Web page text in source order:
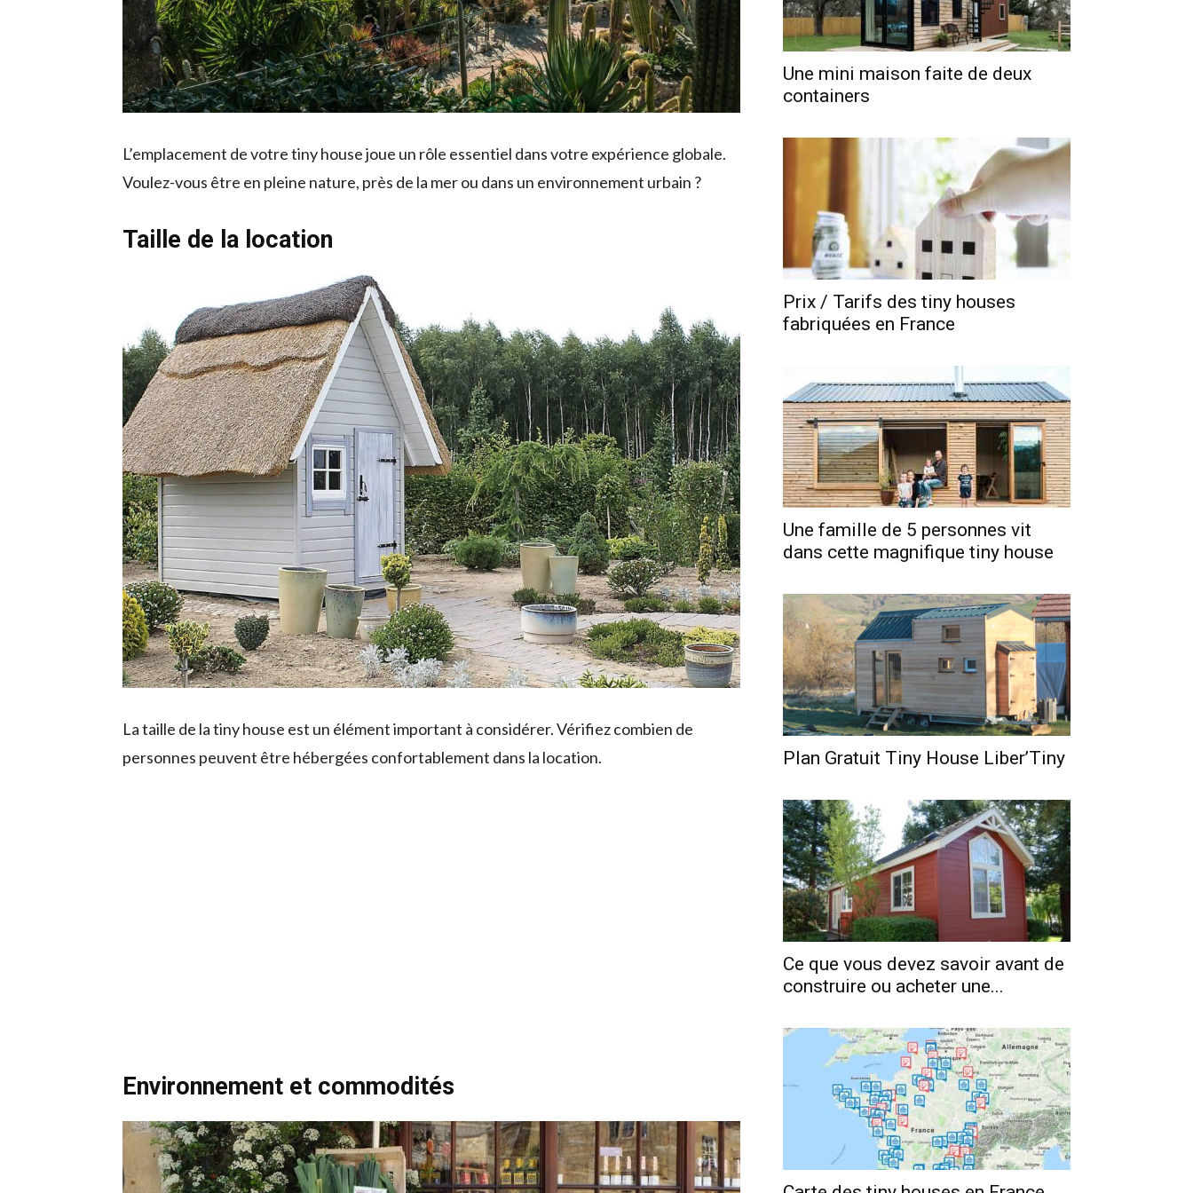
L’emplacement de votre tiny house joue un rôle essentiel dans votre expérience globale.
Voulez-vous être en pleine nature, près de la mer ou dans un environnement urbain ?
Taille de la location
La taille de la tiny house est un élément important à considérer. Vérifiez combien de
personnes peuvent être hébergées confortablement dans la location.
Environnement et commodités
Une mini maison faite de deux
containers
Prix / Tarifs des tiny houses
fabriquées en France
Une famille de 5 personnes vit
dans cette magnifique tiny house
Plan Gratuit Tiny House Liber’Tiny
Ce que vous devez savoir avant de
construire ou acheter une...